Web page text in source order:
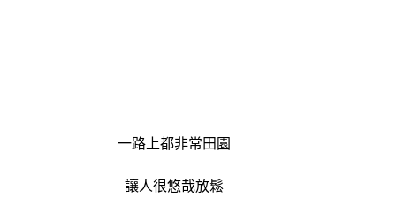
一路上都非常田園
讓人很悠哉放鬆